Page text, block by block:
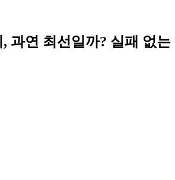
과연 최선일까? 실패 없